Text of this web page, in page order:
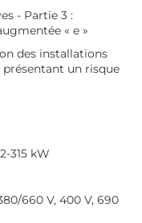
- Partie 3 :
« e »
des installations
un risque
315 kW
660 V, 400 V, 690